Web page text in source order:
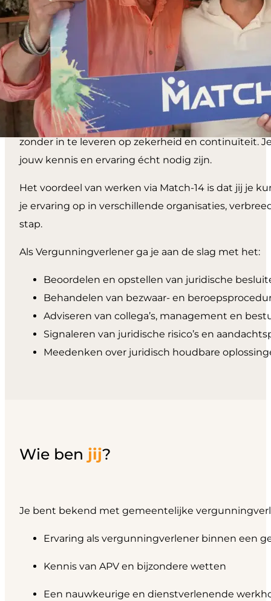
Over defunctie
Via Match-14 ga je als juridisch medewerker op
zonder in te leveren op zekerheid en continuïteit.
jouw kennis en ervaring écht nodig zijn.
Het voordeel van werken via Match-14 is dat jij je
je ervaring op in verschillende organisaties,
stap.
Als Vergunningverlener ga je aan de slag met het:
Beoordelen en opstellen van juridische
Behandelen van bezwaar- en
Adviseren van collega’s, management en
Signaleren van juridische risico’s en
Meedenken over juridisch houdbare
Wie ben jij?
Je bent bekend met gemeentelijke
Ervaring als vergunningverlener binnen een
Kennis van APV en bijzondere wetten
Een nauwkeurige en dienstverlenende